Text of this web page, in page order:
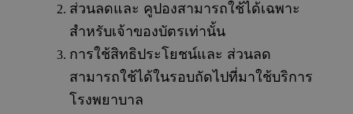
ส่วนลดและ คูปองสามารถใช้ได้เฉพาะ
สำหรับเจ้าของบัตรเท่านั้น
การใช้สิทธิประโยชน์และ ส่วนลด
สามารถใช้ได้ในรอบถัดไปที่มาใช้บริการ
โรงพยาบาล